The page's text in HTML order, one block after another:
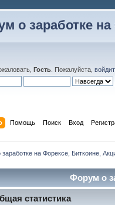
о заработке
Гость . Пожалуйста,
Помощь Поиск Вход
на Форексе, Биткоине,
Форум о
статистика